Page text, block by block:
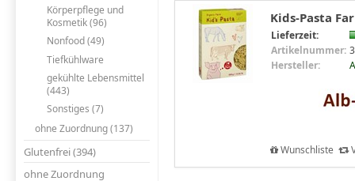
Körperpflege und
Kosmetik (96)
Nonfood (49)
Tiefkühlware
gekühlte Lebensmittel
(443)
Sonstiges (7)
ohne Zuordnung (137)
Glutenfrei (394)
ohne Zuordnung
Kids-Pasta
Lieferzeit:
Artikelnummer:
Hersteller:
Wunschliste